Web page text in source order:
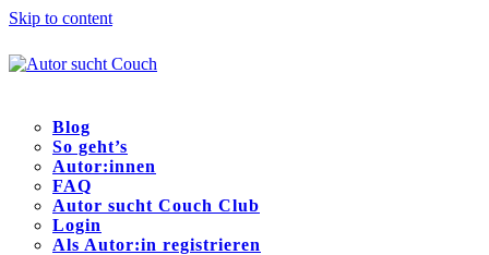
Skip to content
Blog
So geht’s
Autor:innen
FAQ
Autor sucht Couch Club
Login
Als Autor:in registrieren